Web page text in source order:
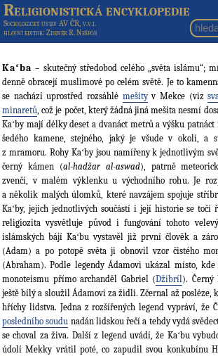
Religionistická encyklopedie
Sociologický ústav AV ČR, v.v.i.
hlavní editor: Zdeněk R. Nešpor
Kaʻba – skutečný středobod celého „světa islámu“;
denně obracejí muslimové po celém světě. Je to
se nachází uprostřed rozsáhlé mešityv Mekce (viz
minaretů, což je počet, který žádná jiná mešita nesmí
Kaʻby mají délky deset a dvanáct metrů a výšku
šedého kamene, stejného, jaký je všude v okolí, a
z mramoru. Rohy Kaʻby jsou namířeny k jednotlivým
černý kámen (al-hadžar al-aswad), patrně
zvenčí, v malém výklenku u východního rohu. Je
a několik malých úlomků, které navzájem spojuje
Kaʻby, jejich jednotlivých součástí i její historie se točí
religiozita vysvětluje původ i fungování tohoto
islámských bájí Kaʻbu vystavěl již první člověk a
(Adam) a po potopě světa ji obnovil vzor čistého
(Abraham). Podle legendy Ádamovi ukázal místo, kde
monoteismu přímo archanděl Gabriel (Džibríl). Černý
ještě bílý a sloužil Ádamovi za židli. Zčernal až posléze,
hříchy lidstva. Jedna z rozšířených legend vypráví, že
posledního soudu nadán lidskou řečí a tehdy vydá
se choval za živa. Další z legend uvádí, že Kaʻbu
údolí Mekky vrátil poté, co zapudil svou konkubínu